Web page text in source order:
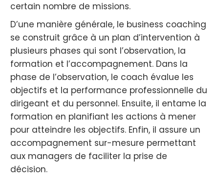
certain nombre de missions.
D’une manière générale, le business coaching
se construit grâce à un plan d’intervention à
plusieurs phases qui sont l’observation, la
formation et l’accompagnement. Dans la
phase de l’observation, le coach évalue les
objectifs et la performance professionnelle du
dirigeant et du personnel. Ensuite, il entame la
formation en planifiant les actions à mener
pour atteindre les objectifs. Enfin, il assure un
accompagnement sur-mesure permettant
aux managers de faciliter la prise de
décision.